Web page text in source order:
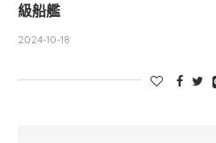
級船艦
2024-10-18